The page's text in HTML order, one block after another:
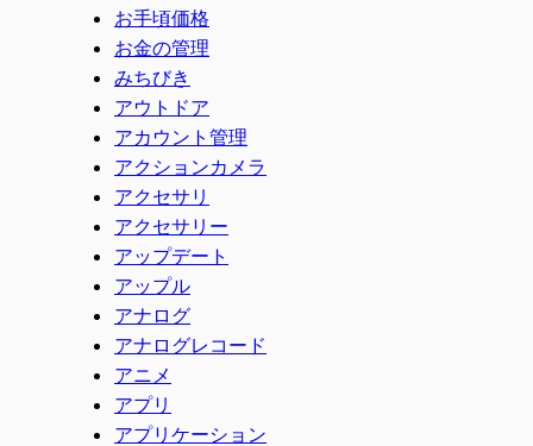
お手頃価格
お金の管理
みちびき
アウトドア
アカウント管理
アクションカメラ
アクセサリ
アクセサリー
アップデート
アップル
アナログ
アナログレコード
アニメ
アプリ
アプリケーション